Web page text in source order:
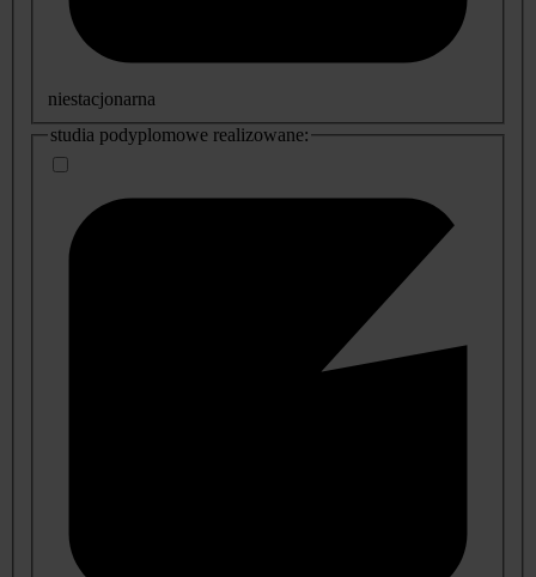
niestacjonarna
studia podyplomowe realizowane: